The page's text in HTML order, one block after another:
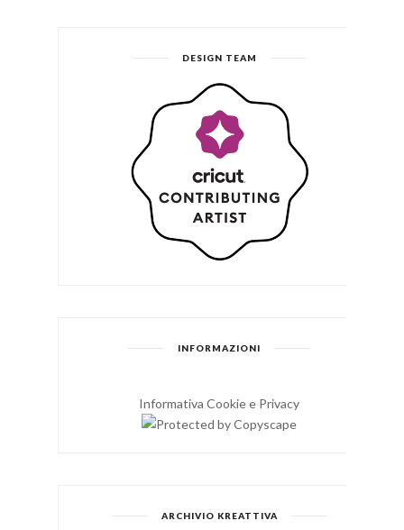
DESIGN TEAM
INFORMAZIONI
Informativa Cookie e Privacy
ARCHIVIO KREATTIVA